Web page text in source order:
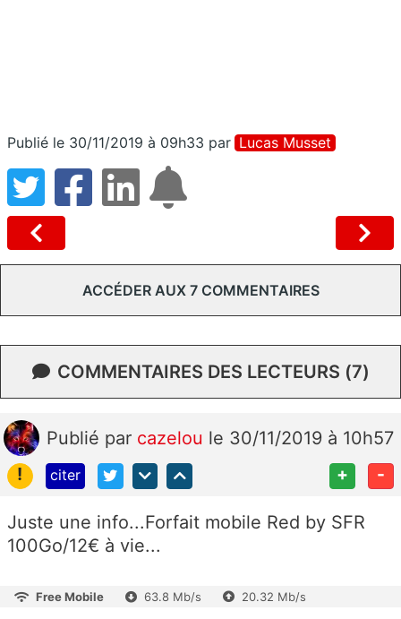
Publié le 30/11/2019 à 09h33 par Lucas Musset
ACCÉDER AUX 7 COMMENTAIRES
COMMENTAIRES DES LECTEURS (7)
Publié par cazelou le 30/11/2019 à 10h57
!
citer + -
Juste une info...Forfait mobile Red by SFR
100Go/12€ à vie...
Free Mobile 63.8 Mb/s 20.32 Mb/s